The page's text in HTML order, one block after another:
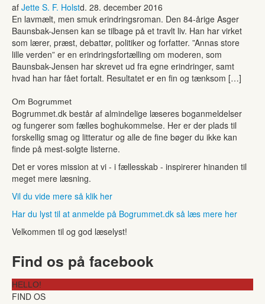
af Jette S. F. Holstd. 28. december 2016
En lavmælt, men smuk erindringsroman. Den 84-årige Asger
Baunsbak-Jensen kan se tilbage på et travlt liv. Han har virket
som lærer, præst, debattør, politiker og forfatter. ”Annas store
lille verden” er en erindringsfortælling om moderen, som
Baunsbak-Jensen har skrevet ud fra egne erindringer, samt
hvad han har fået fortalt. Resultatet er en fin og tænksom […]
Om Bogrummet
Bogrummet.dk består af almindelige læseres boganmeldelser
og fungerer som fælles boghukommelse. Her er der plads til
forskellig smag og litteratur og alle de fine bøger du ikke kan
finde på mest-solgte listerne.
Det er vores mission at vi - i fællesskab - inspirerer hinanden til
meget mere læsning.
Vil du vide mere så klik her
Har du lyst til at anmelde på Bogrummet.dk så læs mere her
Velkommen til og god læselyst!
Find os på facebook
HELLO!
FIND OS